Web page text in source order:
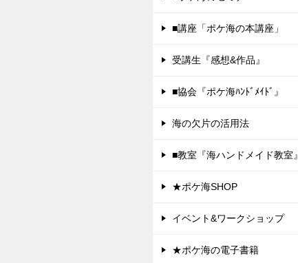
■講座「ポケ海の本講座」
受講生『感想&作品』
■協会『ポケ海ﾊﾝﾄﾞﾒｲﾄﾞ』
海の欠片の活用法
■教室『海ハンドメイド教室』
★ポケ海SHOP
イベント&ワークショップ
★ポケ海の電子書籍